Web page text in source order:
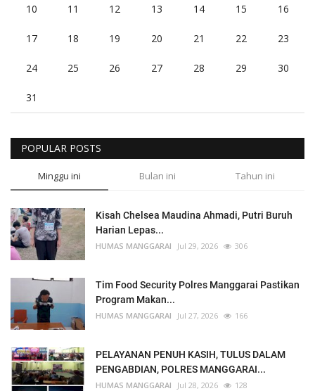
10 11 12 13 14 15 16
17 18 19 20 21 22 23
24 25 26 27 28 29 30
31
POPULAR POSTS
Minggu ini Bulan ini Tahun ini
Kisah Chelsea Maudina Ahmadi, Putri Buruh
Harian Lepas...
HUMAS MANGGARAI Jul 29, 2026 306
Tim Food Security Polres Manggarai Pastikan
Program Makan...
HUMAS MANGGARAI Jul 27, 2026 166
PELAYANAN PENUH KASIH, TULUS DALAM
PENGABDIAN, POLRES MANGGARAI...
HUMAS MANGGARAI Jul 28, 2026 128